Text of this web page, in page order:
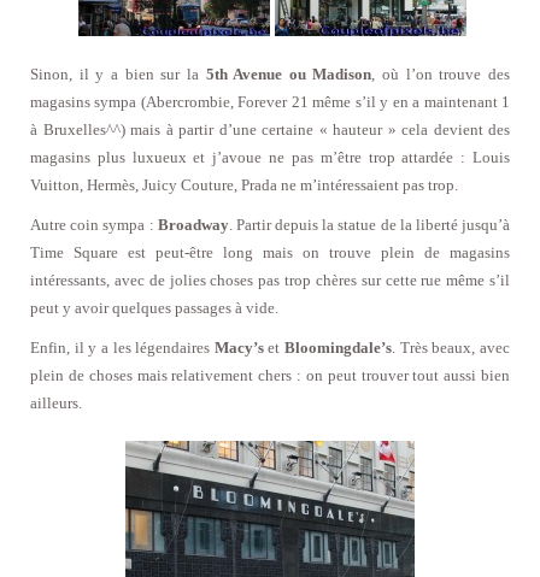
Sinon, il y a bien sur la 5th Avenue ou Madison , où l’on trouve des
magasins sympa (Abercrombie, Forever 21 même s’il y en a maintenant 1
à Bruxelles^^) mais à partir d’une certaine « hauteur » cela devient des
magasins plus luxueux et j’avoue ne pas m’être trop attardée : Louis
Vuitton, Hermès, Juicy Couture, Prada ne m’intéressaient pas trop.
Autre coin sympa : Broadway. Partir depuis la statue de la liberté jusqu’à
Time Square est peut-être long mais on trouve plein de magasins
intéressants, avec de jolies choses pas trop chères sur cette rue même s’il
peut y avoir quelques passages à vide.
Enfin, il y a les légendaires Macy’setBloomingdale’s . Très beaux, avec
plein de choses mais relativement chers : on peut trouver tout aussi bien
ailleurs.